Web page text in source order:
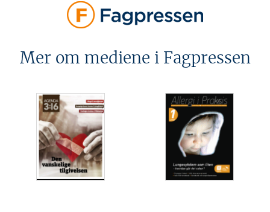
Mer om mediene i Fagpressen